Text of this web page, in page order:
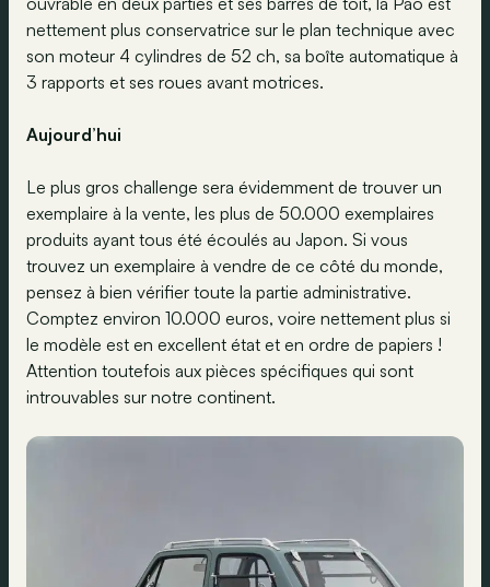
nettement plus conservatrice sur le plan technique avec
son moteur 4 cylindres de 52 ch, sa boîte automatique à
3 rapports et ses roues avant motrices.
Aujourd’hui
Le plus gros challenge sera évidemment de trouver un
exemplaire à la vente, les plus de 50.000 exemplaires
produits ayant tous été écoulés au Japon. Si vous
trouvez un exemplaire à vendre de ce côté du monde,
pensez à bien vérifier toute la partie administrative.
Comptez environ 10.000 euros, voire nettement plus si
le modèle est en excellent état et en ordre de papiers !
Attention toutefois aux pièces spécifiques qui sont
introuvables sur notre continent.